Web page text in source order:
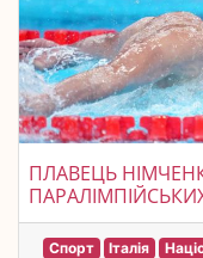
ПЛАВЕЦЬ
Спорт Італія